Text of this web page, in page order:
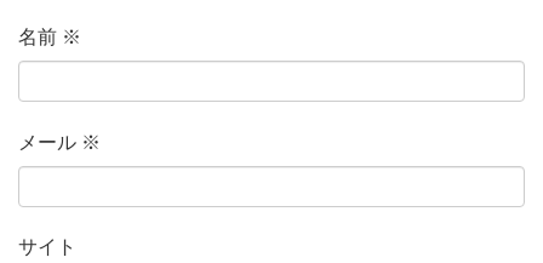
名前 ※
メール ※
サイト